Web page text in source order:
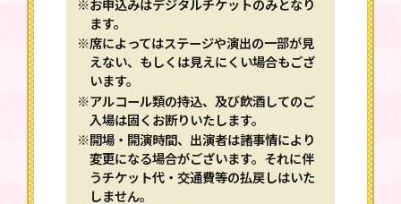
※お申込みはデジタルチケットのみとなり
ます。
※席によってはステージや演出の一部が見
えない、もしくは見えにくい場合もござ
います。
※アルコール類の持込、及び飲酒してのご
入場は固くお断りいたします。
※開場・開演時間、出演者は諸事情により
変更になる場合がございます。それに伴
うチケット代・交通費等の払戻しはいた
しません。